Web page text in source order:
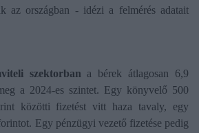
az országban - idézi a felmérés adatait
szektorban a bérek átlagosan 6,9
a 2024-es szintet. Egy könyvelő 500
közötti fizetést vitt haza tavaly, egy
Egy pénzügyi vezető fizetése pedig